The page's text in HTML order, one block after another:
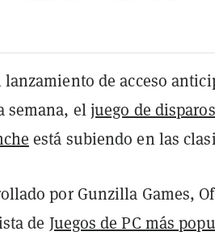
lanzamiento de acceso
semana, eljuego de
está subiendo en las
por Gunzilla Games,
de Juegos de PC más